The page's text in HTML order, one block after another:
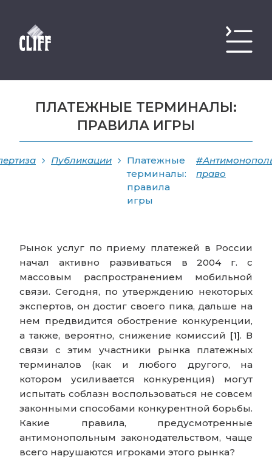
ПЛАТЕЖНЫЕ ТЕРМИНАЛЫ:
ПРАВИЛА ИГРЫ
Публикации
Платежные
терминалы:
правила
игры
право
Рынок услуг по приему платежей в России
начал активно развиваться в 2004 г. с
массовым распространением мобильной
связи. Сегодня, по утверждению некоторых
экспертов, он достиг своего пика, дальше на
нем предвидится обострение конкуренции,
а также, вероятно, снижение комиссий [1]. В
связи с этим участники рынка платежных
терминалов (как и любого другого, на
котором усиливается конкуренция) могут
испытать соблазн воспользоваться не совсем
законными способами конкурентной борьбы.
Какие правила, предусмотренные
антимонопольным законодательством, чаще
всего нарушаются игроками этого рынка?